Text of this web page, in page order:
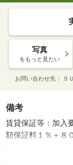
写真
をもっと見たい
お問い合わせ先 Ｓ
備考
賃貸保証等：加入
額保証料１％＋８
交換代：あり１６
猫可・岡山市に特